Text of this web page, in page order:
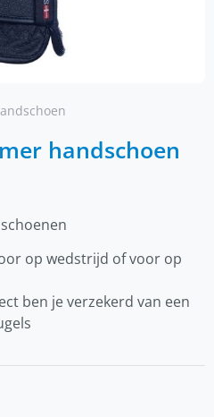
handschoen
op wedstrijd of voor op
ben je verzekerd van een